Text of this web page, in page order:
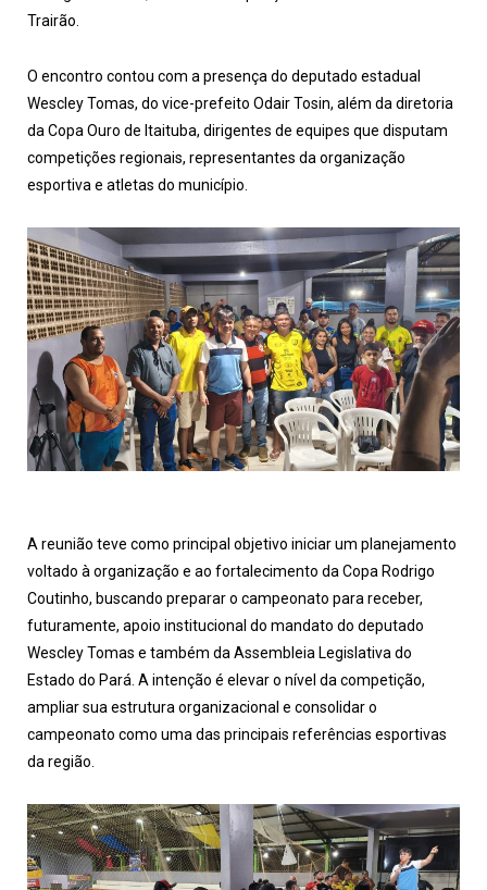
Trairão.
O encontro contou com a presença do deputado estadual
Wescley Tomas, do vice-prefeito Odair Tosin, além da diretoria
da Copa Ouro de Itaituba, dirigentes de equipes que disputam
competições regionais, representantes da organização
esportiva e atletas do município.
A reunião teve como principal objetivo iniciar um planejamento
voltado à organização e ao fortalecimento da Copa Rodrigo
Coutinho, buscando preparar o campeonato para receber,
futuramente, apoio institucional do mandato do deputado
Wescley Tomas e também da Assembleia Legislativa do
Estado do Pará. A intenção é elevar o nível da competição,
ampliar sua estrutura organizacional e consolidar o
campeonato como uma das principais referências esportivas
da região.